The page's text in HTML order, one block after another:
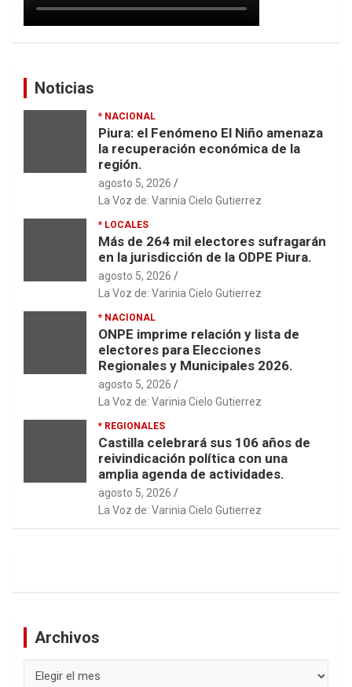
Noticias
* NACIONAL
Piura: el Fenómeno El Niño amenaza
la recuperación económica de la
región.
agosto 5, 2026
La Voz de: Varinia Cielo Gutierrez
* LOCALES
Más de 264 mil electores sufragarán
en la jurisdicción de la ODPE Piura.
agosto 5, 2026
La Voz de: Varinia Cielo Gutierrez
* NACIONAL
ONPE imprime relación y lista de
electores para Elecciones
Regionales y Municipales 2026.
agosto 5, 2026
La Voz de: Varinia Cielo Gutierrez
* REGIONALES
Castilla celebrará sus 106 años de
reivindicación política con una
amplia agenda de actividades.
agosto 5, 2026
La Voz de: Varinia Cielo Gutierrez
Archivos